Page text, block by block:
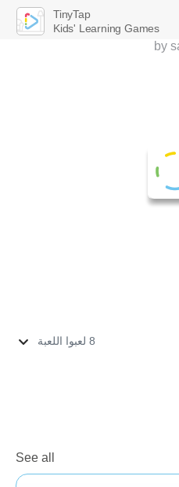
8 لعبوا اللعبة
See all
TinyTap
Kids' Learning Games